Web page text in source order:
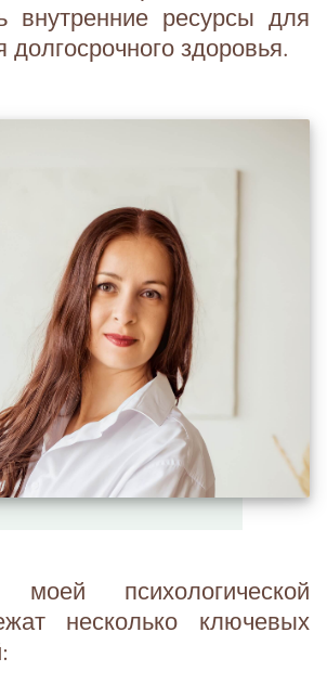
внутренние ресурсы для
здоровья.
психологической
несколько ключевых